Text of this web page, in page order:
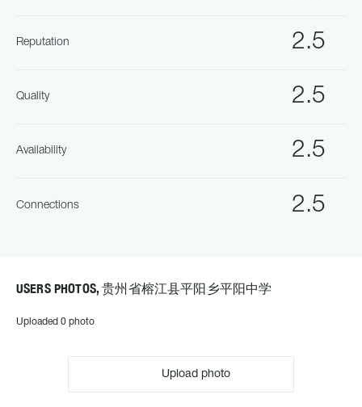
2.5
Reputation
2.5
Quality
2.5
Availability
2.5
Connections
USERS PHOTOS, 贵州省榕江县平阳乡平阳中学
Uploaded 0 photo
Upload photo